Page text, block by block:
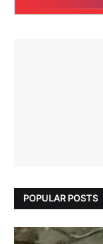
POPULAR POSTS